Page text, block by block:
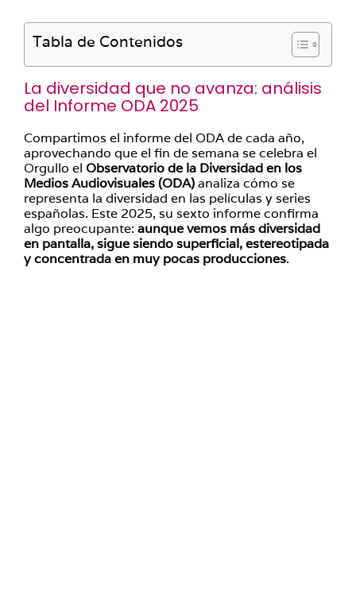
Tabla de Contenidos
La diversidad que no avanza: análisis
del Informe ODA 2025
Compartimos el informe del ODA de cada año,
aprovechando que el fin de semana se celebra el
Orgullo el Observatorio de la Diversidad en los
Medios Audiovisuales (ODA)analiza cómo se
representa la diversidad en las películas y series
españolas. Este 2025, su sexto informe confirma
algo preocupante: aunque vemos más diversidad
en pantalla, sigue siendo superficial, estereotipada
y concentrada en muy pocas producciones.